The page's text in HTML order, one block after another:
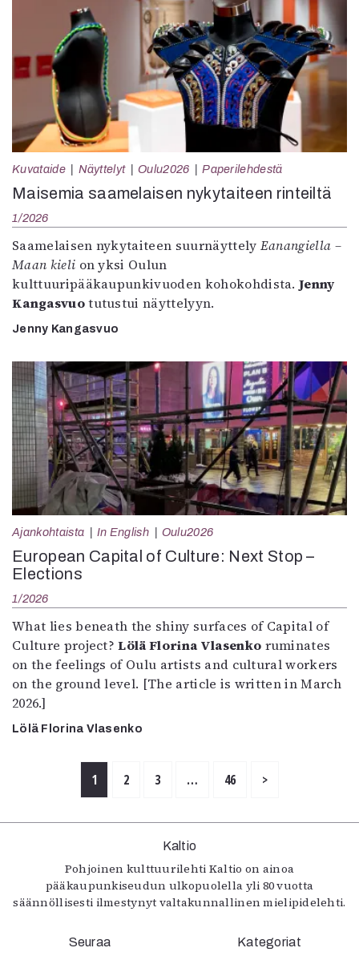
Kuvataide Näyttelyt Oulu2026 Paperilehdestä
Maisemia saamelaisen nykytaiteen rinteiltä
1/2026
Saamelaisen nykytaiteen suurnäyttely Eanangiella –
Maan kieli on yksi Oulun
kulttuuripääkaupunkivuoden kohokohdista.Jenny
Kangasvuotutustui näyttelyyn.
Jenny Kangasvuo
Ajankohtaista In English Oulu2026
European Capital of Culture: Next Stop –
Elections
1/2026
What lies beneath the shiny surfaces of Capital of
Culture project?Lölä Florina Vlasenko ruminates
on the feelings of Oulu artists and cultural workers
on the ground level. [The article is written in March
2026.]
Lölä Florina Vlasenko
1 2 3 … 46 >
Kaltio
Pohjoinen kulttuurilehti Kaltio on ainoa
pääkaupunkiseudun ulkopuolella yli 80 vuotta
säännöllisesti ilmestynyt valtakunnallinen mielipidelehti.
Seuraa Kategoriat